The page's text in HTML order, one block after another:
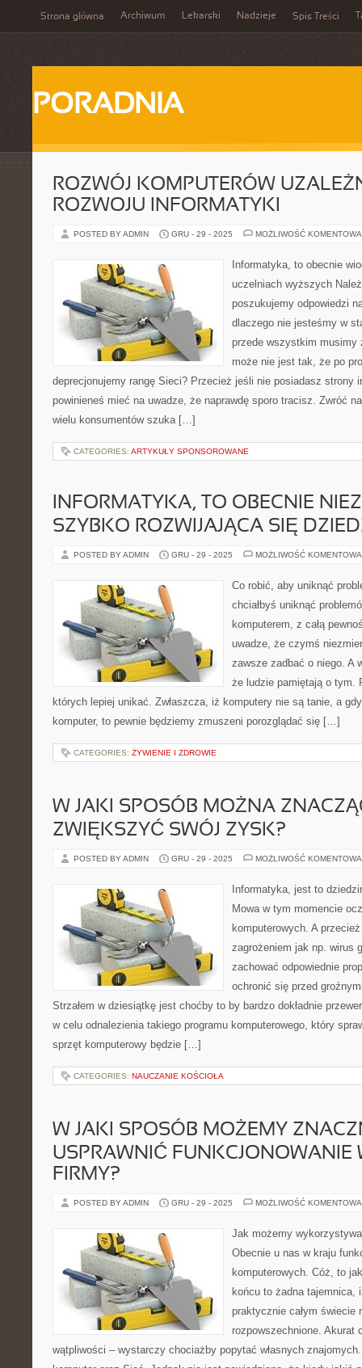
Strona główna Archiwum Lekarski Nadzieje Spis Treści
PORADNIA
ROZWÓJ KOMPUTERÓW
ROZWOJU INFORMATYKI
POSTED BY ADMIN GRU - 29 - 2025 MOŻLIWOŚĆ
Informatyka, to obecnie
uczelniach wyższych
poszukujemy odpowiedzi
dlaczego nie jesteśmy w
przede wszystkim musimy
może nie jest tak, że po
deprecjonujemy rangę Sieci? Przecież jeśli nie posiadasz strony
powinieneś mieć na uwadze, że naprawdę sporo tracisz. Zwróć
wielu konsumentów szuka […]
CATEGORIES: ARTYKUŁY SPONSOROWANE
INFORMATYKA, TO OBECNIE
SZYBKO ROZWIJAJĄCA SIĘ
POSTED BY ADMIN GRU - 29 - 2025 MOŻLIWOŚĆ
Co robić, aby uniknąć
chciałbyś uniknąć
komputerem, z całą
uwadze, że czymś
zawsze zadbać o niego. A
że ludzie pamiętają o tym.
których lepiej unikać. Zwłaszcza, iż komputery nie są tanie, a
komputer, to pewnie będziemy zmuszeni porozglądać się […]
CATEGORIES: ŻYWIENIE I ZDROWIE
W JAKI SPOSÓB MOŻNA
ZWIĘKSZYĆ SWÓJ ZYSK?
POSTED BY ADMIN GRU - 29 - 2025 MOŻLIWOŚĆ
Informatyka, jest to
Mowa w tym momencie
komputerowych. A
zagrożeniem jak np. wirus
zachować odpowiednie
ochronić się przed
Strzałem w dziesiątkę jest choćby to by bardzo dokładnie
w celu odnalezienia takiego programu komputerowego, który
sprzęt komputerowy będzie […]
CATEGORIES: NAUCZANIE KOŚCIOŁA
W JAKI SPOSÓB MOŻEMY
USPRAWNIĆ FUNKCJONOWANIE
FIRMY?
POSTED BY ADMIN GRU - 29 - 2025 MOŻLIWOŚĆ
Jak możemy
Obecnie u nas w kraju
komputerowych. Cóż, to
końcu to żadna tajemnica,
praktycznie całym świecie
rozpowszechnione. Akurat
wątpliwości – wystarczy chociażby popytać własnych